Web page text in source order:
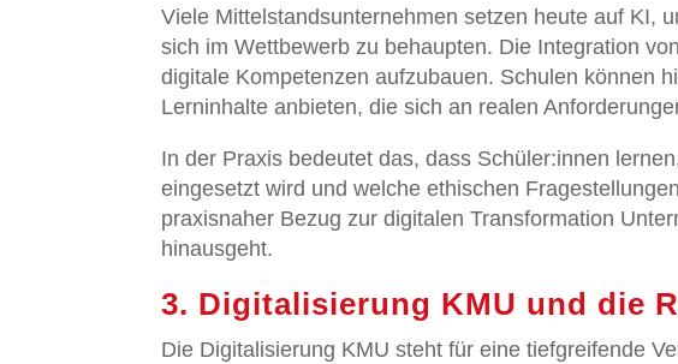
Viele Mittelstandsunternehmen setzen heute auf KI,
sich im Wettbewerb zu behaupten. Die Integration
digitale Kompetenzen aufzubauen. Schulen können
Lerninhalte anbieten, die sich an realen
In der Praxis bedeutet das, dass Schüler:innen
eingesetzt wird und welche ethischen
praxisnaher Bezug zur digitalen Transformation
hinausgeht.
3. Digitalisierung KMU und die
Die Digitalisierung KMU steht für eine tiefgreifende